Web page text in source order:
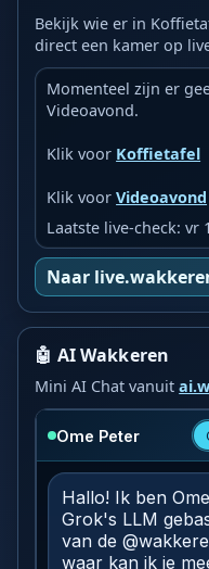
Bekijk wie er in
direct een kamer op
Momenteel zijn er
Videoavond.
Klik voor Koffietafel
Klik voorVideoavond
Laatste live-check: vr
Naar
🤖 AI Wakkeren
Mini AI Chat vanuit